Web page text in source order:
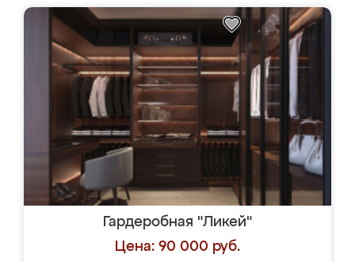
Гардеробная "Ликей"
Цена: 90 000 руб.